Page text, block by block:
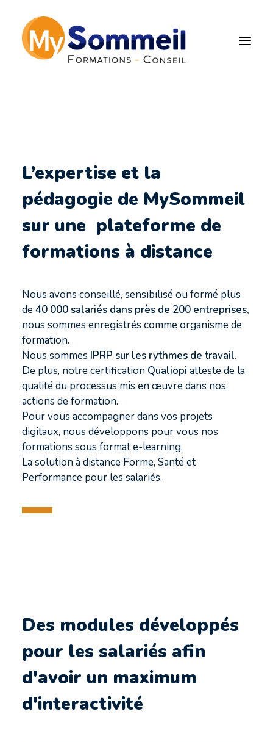
Nos formations e-
L’expertise et la
pédagogie de MySommeil
sur une plateforme de
formations à distance
Nous avons conseillé, sensibilisé ou formé plus
de40 000 salariés dans près de 200 entreprises,
nous sommes enregistrés comme organisme de
formation.
Nous sommes IPRP sur les rythmes de travail.
De plus, notre certification Qualiopi atteste de la
qualité du processus mis en œuvre dans nos
actions de formation.
Pour vous accompagner dans vos projets
digitaux, nous développons pour vous nos
formations sous format e-learning.
La solution à distance Forme, Santé et
Performance pour les salariés.
Des modules développés
pour les salariés afin
d'avoir un maximum
d'interactivité